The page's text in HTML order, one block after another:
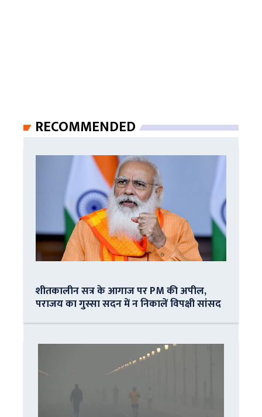
RECOMMENDED
शीतकालीन सत्र के आगाज पर PM की अपील,
पराजय का गुस्सा सदन में न निकालें विपक्षी सांसद